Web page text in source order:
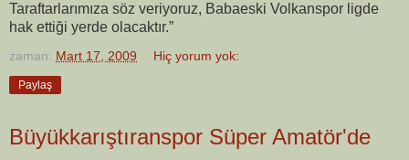
Taraftarlarımıza söz veriyoruz, Babaeski Volkanspor ligde
hak ettiği yerde olacaktır.”
zaman: Mart 17, 2009 Hiç yorum yok:
Paylaş
Büyükkarıştıranspor Süper Amatör'de